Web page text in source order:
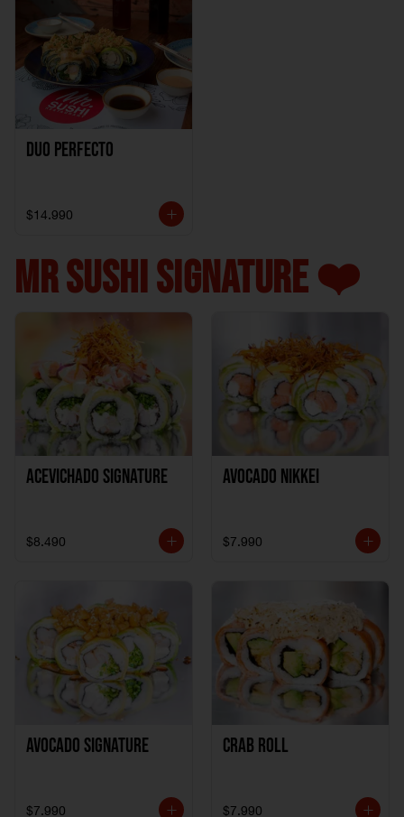
Duo perfecto
$14.990
MR SUSHI SIGNATURE ❤️
ACEVICHADO SIGNATURE
$8.490
AVOCADO NIKKEI
$7.990
AVOCADO SIGNATURE
$7.990
CRAB ROLL
$7.990